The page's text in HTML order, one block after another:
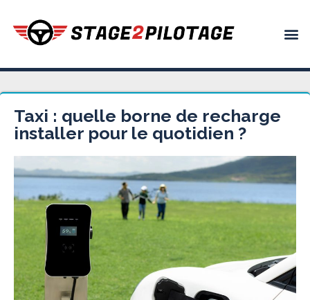
Taxi : quelle borne de recharge
installer pour le quotidien ?